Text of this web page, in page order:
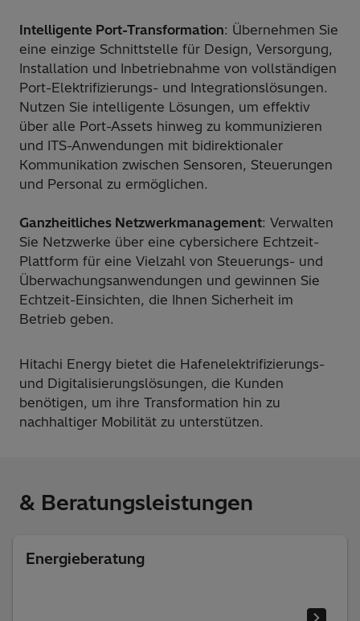
Intelligente Port-Transformation: Übernehmen Sie
eine einzige Schnittstelle für Design, Versorgung,
Installation und Inbetriebnahme von vollständigen
Port-Elektrifizierungs- und Integrationslösungen.
Nutzen Sie intelligente Lösungen, um effektiv
über alle Port-Assets hinweg zu kommunizieren
und ITS-Anwendungen mit bidirektionaler
Kommunikation zwischen Sensoren, Steuerungen
und Personal zu ermöglichen.
Ganzheitliches Netzwerkmanagement: Verwalten
Sie Netzwerke über eine cybersichere Echtzeit-
Plattform für eine Vielzahl von Steuerungs- und
Überwachungsanwendungen und gewinnen Sie
Echtzeit-Einsichten, die Ihnen Sicherheit im
Betrieb geben.
Hitachi Energy bietet die Hafenelektrifizierungs-
und Digitalisierungslösungen, die Kunden
benötigen, um ihre Transformation hin zu
nachhaltiger Mobilität zu unterstützen.
& Beratungsleistungen
Energieberatung